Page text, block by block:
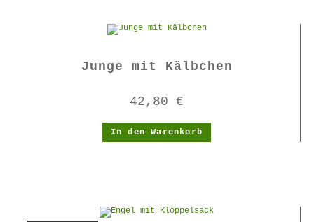
Junge mit Kälbchen
42,80 €
In den Warenkorb